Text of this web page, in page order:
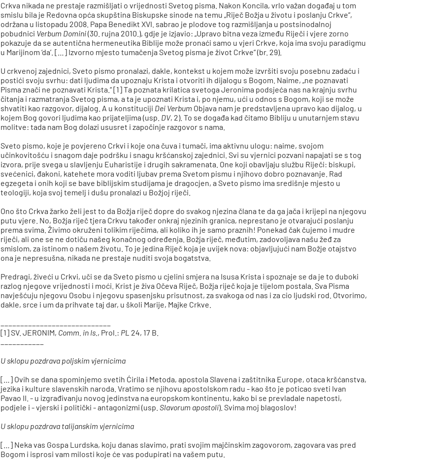
Crkva nikada ne prestaje razmišljati o vrijednosti Svetog pisma. Nakon Koncila, vrlo važan događaj u tom
smislu bila je Redovna opća skupština Biskupske sinode na temu „Riječ Božja u životu i poslanju Crkve“,
održana u listopadu 2008. Papa Benedikt XVI. sabrao je plodove tog razmišljanja u postsinodalnoj
pobudnici Verbum Domini(30. rujna 2010.), gdje je izjavio: „Upravo bitna veza između Riječi i vjere zorno
pokazuje da se autentična hermeneutika Biblije može pronaći samo u vjeri Crkve, koja ima svoju paradigmu
u Marijinom ‘da’. […] Izvorno mjesto tumačenja Svetog pisma je život Crkve“ (br. 29).
U crkvenoj zajednici, Sveto pismo pronalazi, dakle, kontekst u kojem može izvršiti svoju posebnu zadaću i
postići svoju svrhu: dati ljudima da upoznaju Krista i otvoriti ih dijalogu s Bogom. Naime, „ne poznavati
Pisma znači ne poznavati Krista.“ [1] Ta poznata krilatica svetoga Jeronima podsjeća nas na krajnju svrhu
čitanja i razmatranja Svetog pisma, a ta je upoznati Krista i, po njemu, ući u odnos s Bogom, koji se može
shvatiti kao razgovor, dijalog. A u konstituciji Dei Verbum Objava nam je predstavljena upravo kao dijalog, u
kojem Bog govori ljudima kao prijateljima (usp. DV, 2). To se događa kad čitamo Bibliju u unutarnjem stavu
molitve: tada nam Bog dolazi ususret i započinje razgovor s nama.
Sveto pismo, koje je povjereno Crkvi i koje ona čuva i tumači, ima aktivnu ulogu: naime, svojom
učinkovitošću i snagom daje podršku i snagu kršćanskoj zajednici. Svi su vjernici pozvani napajati se s tog
izvora, prije svega u slavljenju Euharistije i drugih sakramenata. One koji obavljaju službu Riječi: biskupi,
svećenici, đakoni, katehete mora voditi ljubav prema Svetom pismu i njihovo dobro poznavanje. Rad
egzegeta i onih koji se bave biblijskim studijama je dragocjen, a Sveto pismo ima središnje mjesto u
teologiji, koja svoj temelj i dušu pronalazi u Božjoj riječi.
Ono što Crkva žarko želi jest to da Božja riječ dopre do svakog njezina člana te da ga jača i krijepi na njegovu
putu vjere. No, Božja riječ tjera Crkvu također onkraj njezinih granica, neprestano je otvarajući poslanju
prema svima. Živimo okruženi tolikim riječima, ali koliko ih je samo praznih! Ponekad čak čujemo i mudre
riječi, ali one se ne dotiču našeg konačnog određenja. Božja riječ, međutim, zadovoljava našu žeđ za
smislom, za istinom o našem životu. To je jedina Riječ koja je uvijek nova: objavljujući nam Božje otajstvo
ona je nepresušna, nikada ne prestaje nuditi svoja bogatstva.
Predragi, živeći u Crkvi, uči se da Sveto pismo u cjelini smjera na Isusa Krista i spoznaje se da je to duboki
razlog njegove vrijednosti i moći. Krist je živa Očeva Riječ, Božja riječ koja je tijelom postala. Sva Pisma
navješćuju njegovu Osobu i njegovu spasenjsku prisutnost, za svakoga od nas i za cio ljudski rod. Otvorimo,
dakle, srce i um da prihvate taj dar, u školi Marije, Majke Crkve.
[1] SV. JERONIM, Comm. in Is. , Prol.: PL 24, 17 B.
U sklopu pozdrava poljskim vjernicima
[…] Ovih se dana spominjemo svetih Ćirila i Metoda, apostola Slavena i zaštitnika Europe, otaca kršćanstva,
jezika i kulture slavenskih naroda. Vratimo se njihovu apostolskom radu - kao što je poticao sveti Ivan
Pavao II. - u izgrađivanju novog jedinstva na europskom kontinentu, kako bi se prevladale napetosti,
podjele i - vjerski i politički - antagonizmi (usp.Slavorum apostoli). Svima moj blagoslov!
U sklopu pozdrava talijanskim vjernicima
[…] Neka vas Gospa Lurdska, koju danas slavimo, prati svojim majčinskim zagovorom, zagovara vas pred
Bogom i isprosi vam milosti koje će vas podupirati na vašem putu.